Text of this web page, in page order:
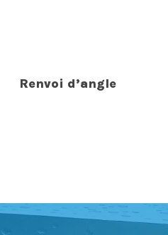
Renvoi d’angle